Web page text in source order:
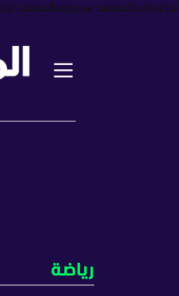
أخبار برامجالمشهد سبورتسالمشهد
رياضة